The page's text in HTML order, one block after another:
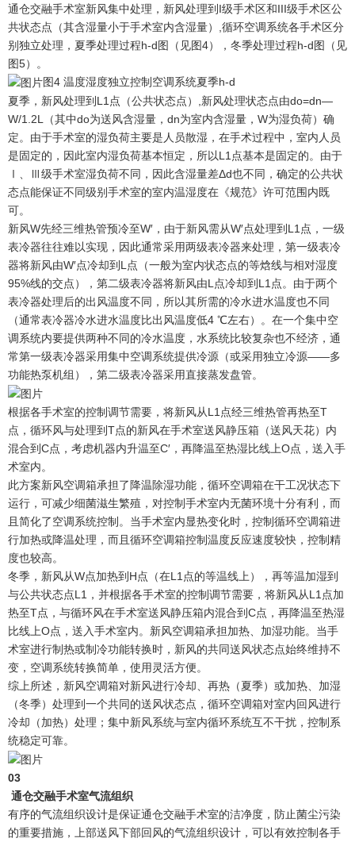
通仓交融手术室新风集中处理，新风处理到I级手术区和III级手术区公
共状态点（其含湿量小于手术室内含湿量）,循环空调系统各手术区分
别独立处理，夏季处理过程h-d图（见图4），冬季处理过程h-d图（见
图5）。
图4 温度湿度独立控制空调系统夏季h-d
夏季，新风处理到L1点（公共状态点）,新风处理状态点由do=dn—
W/1.2L（其中do为送风含湿量，dn为室内含湿量，W为湿负荷）确
定。由于手术室的湿负荷主要是人员散湿，在手术过程中，室内人员
是固定的，因此室内湿负荷基本恒定，所以L1点基本是固定的。由于
Ⅰ、Ⅲ级手术室湿负荷不同，因此含湿量差Δd也不同，确定的公共状
态点能保证不同级别手术室的室内温湿度在《规范》许可范围内既
可。
新风W先经三维热管预冷至W′，由于新风需从W′点处理到L1点，一级
表冷器往往难以实现，因此通常采用两级表冷器来处理，第一级表冷
器将新风由W′点冷却到L点（一般为室内状态点的等焓线与相对湿度
95%线的交点），第二级表冷器将新风由L点冷却到L1点。由于两个
表冷器处理后的出风温度不同，所以其所需的冷水进水温度也不同
（通常表冷器冷水进水温度比出风温度低4 ℃左右）。在一个集中空
调系统内要提供两种不同的冷水温度，水系统比较复杂也不经济，通
常第一级表冷器采用集中空调系统提供冷源（或采用独立冷源——多
功能热泵机组），第二级表冷器采用直接蒸发盘管。
根据各手术室的控制调节需要，将新风从L1点经三维热管再热至T
点，循环风与处理到T点的新风在手术室送风静压箱（送风天花）内
混合到C点，考虑机器内升温至C′，再降温至热湿比线上O点，送入手
术室内。
此方案新风空调箱承担了降温除湿功能，循环空调箱在干工况状态下
运行，可减少细菌滋生繁殖，对控制手术室内无菌环境十分有利，而
且简化了空调系统控制。当手术室内显热变化时，控制循环空调箱进
行加热或降温处理，而且循环空调箱控制温度反应速度较快，控制精
度也较高。
冬季，新风从W点加热到H点（在L1点的等温线上），再等温加湿到
与公共状态点L1，并根据各手术室的控制调节需要，将新风从L1点加
热至T点，与循环风在手术室送风静压箱内混合到C点，再降温至热湿
比线上O点，送入手术室内。新风空调箱承担加热、加湿功能。当手
术室进行制热或制冷功能转换时，新风的共同送风状态点始终维持不
变，空调系统转换简单，使用灵活方便。
综上所述，新风空调箱对新风进行冷却、再热（夏季）或加热、加湿
（冬季）处理到一个共同的送风状态点，循环空调箱对室内回风进行
冷却（加热）处理；集中新风系统与室内循环系统互不干扰，控制系
统稳定可靠。
03
通仓交融手术室气流组织
有序的气流组织设计是保证通仓交融手术室的洁净度，防止菌尘污染
的重要措施，上部送风下部回风的气流组织设计，可以有效控制各手